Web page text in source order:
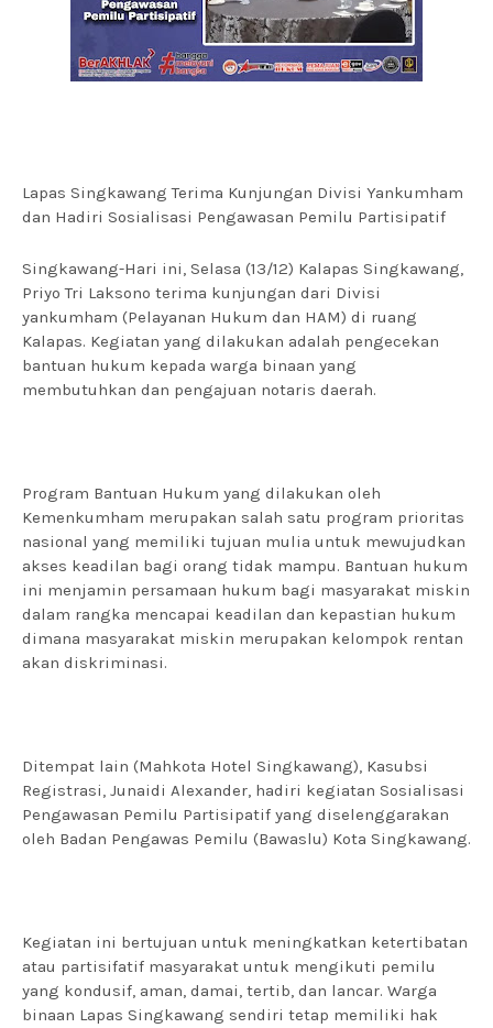
Lapas Singkawang Terima Kunjungan Divisi Yankumham
dan Hadiri Sosialisasi Pengawasan Pemilu Partisipatif
Singkawang-Hari ini, Selasa (13/12) Kalapas Singkawang,
Priyo Tri Laksono terima kunjungan dari Divisi
yankumham (Pelayanan Hukum dan HAM) di ruang
Kalapas. Kegiatan yang dilakukan adalah pengecekan
bantuan hukum kepada warga binaan yang
membutuhkan dan pengajuan notaris daerah.
Program Bantuan Hukum yang dilakukan oleh
Kemenkumham merupakan salah satu program prioritas
nasional yang memiliki tujuan mulia untuk mewujudkan
akses keadilan bagi orang tidak mampu. Bantuan hukum
ini menjamin persamaan hukum bagi masyarakat miskin
dalam rangka mencapai keadilan dan kepastian hukum
dimana masyarakat miskin merupakan kelompok rentan
akan diskriminasi.
Ditempat lain (Mahkota Hotel Singkawang), Kasubsi
Registrasi, Junaidi Alexander, hadiri kegiatan Sosialisasi
Pengawasan Pemilu Partisipatif yang diselenggarakan
oleh Badan Pengawas Pemilu (Bawaslu) Kota Singkawang.
Kegiatan ini bertujuan untuk meningkatkan ketertibatan
atau partisifatif masyarakat untuk mengikuti pemilu
yang kondusif, aman, damai, tertib, dan lancar. Warga
binaan Lapas Singkawang sendiri tetap memiliki hak